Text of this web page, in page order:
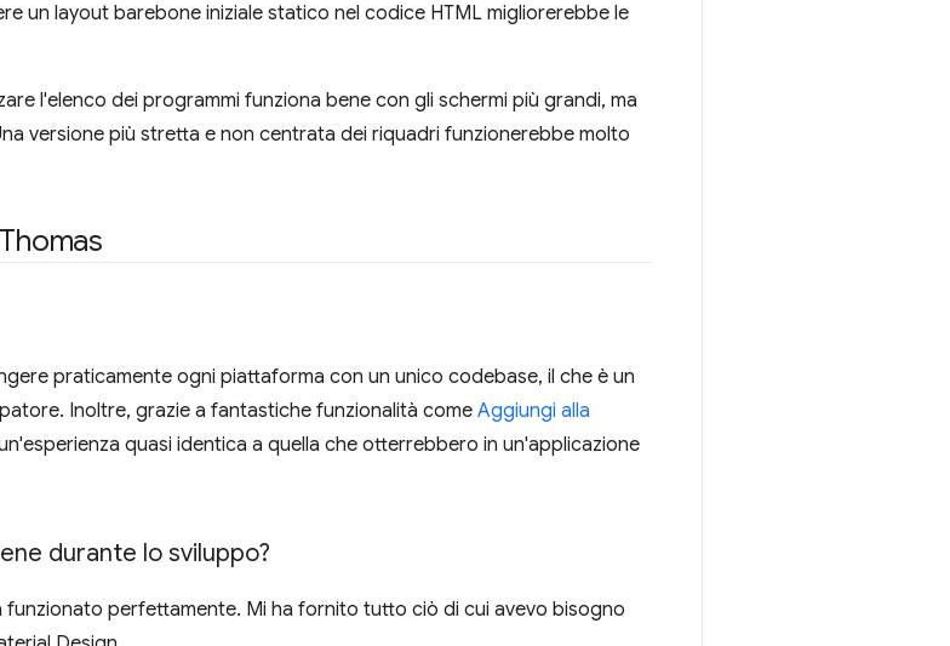
un layout barebone iniziale statico nel codice HTML migliorerebbe le
l'elenco dei programmi funziona bene con gli schermi più grandi, ma
versione più stretta e non centrata dei riquadri funzionerebbe molto
praticamente ogni piattaforma con un unico codebase, il che è un
Inoltre, grazie a fantastiche funzionalità comeAggiungi alla
quasi identica a quella che otterrebbero in un'applicazione
durante lo sviluppo?
funzionato perfettamente. Mi ha fornito tutto ciò di cui avevo bisogno